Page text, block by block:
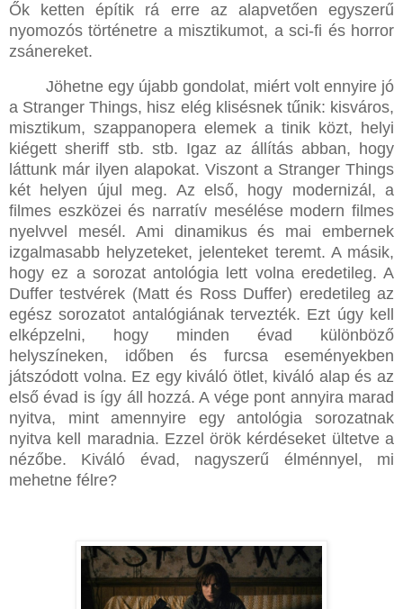
Ők ketten építik rá erre az alapvetően egyszerű
nyomozós történetre a misztikumot, a sci-fi és horror
zsánereket.
Jöhetne egy újabb gondolat, miért volt ennyire jó
a Stranger Things, hisz elég klisésnek tűnik: kisváros,
misztikum, szappanopera elemek a tinik közt, helyi
kiégett sheriff stb. stb. Igaz az állítás abban, hogy
láttunk már ilyen alapokat. Viszont a Stranger Things
két helyen újul meg. Az első, hogy modernizál, a
filmes eszközei és narratív mesélése modern filmes
nyelvvel mesél. Ami dinamikus és mai embernek
izgalmasabb helyzeteket, jelenteket teremt. A másik,
hogy ez a sorozat antológia lett volna eredetileg. A
Duffer testvérek (Matt és Ross Duffer) eredetileg az
egész sorozatot antalógiának tervezték. Ezt úgy kell
elképzelni, hogy minden évad különböző
helyszíneken, időben és furcsa eseményekben
játszódott volna. Ez egy kiváló ötlet, kiváló alap és az
első évad is így áll hozzá. A vége pont annyira marad
nyitva, mint amennyire egy antológia sorozatnak
nyitva kell maradnia. Ezzel örök kérdéseket ültetve a
nézőbe. Kiváló évad, nagyszerű élménnyel, mi
mehetne félre?